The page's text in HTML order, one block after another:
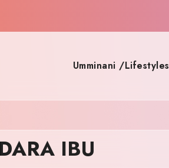
Umminani /Lifestyles
IBU